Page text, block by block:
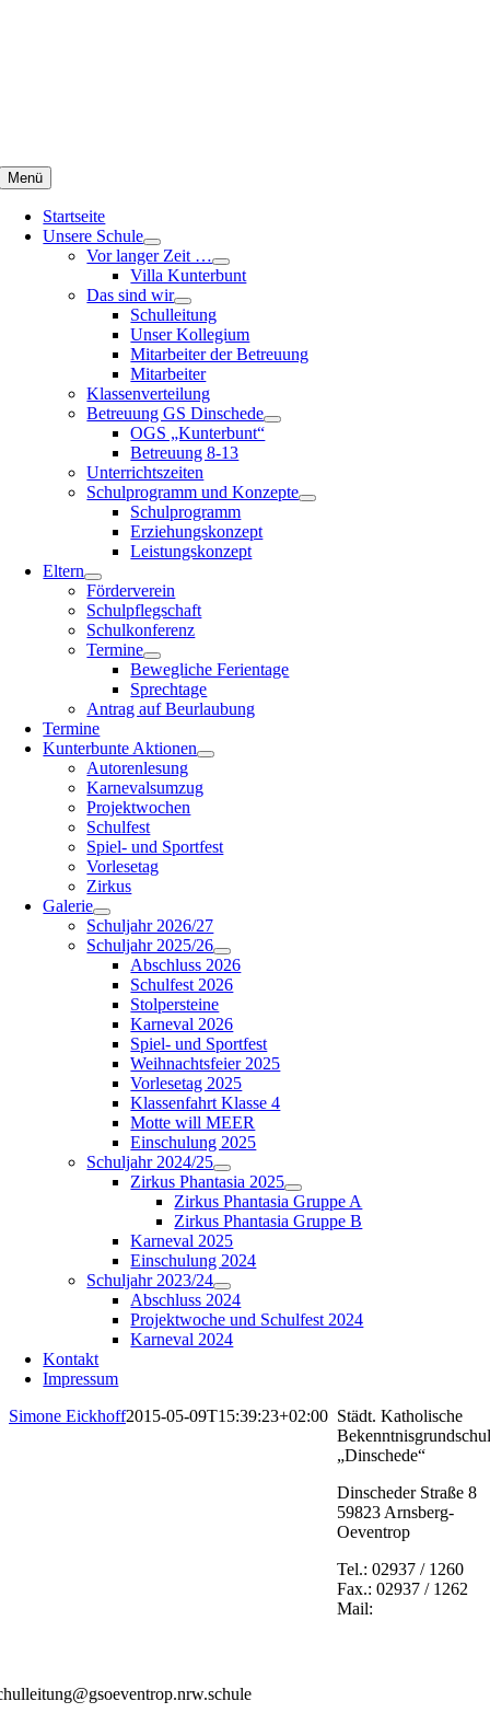
Menü
Startseite
Unsere Schule
Vor langer Zeit …
Villa Kunterbunt
Das sind wir
Schulleitung
Unser Kollegium
Mitarbeiter der Betreuung
Mitarbeiter
Klassenverteilung
Betreuung GS Dinschede
OGS „Kunterbunt“
Betreuung 8-13
Unterrichtszeiten
Schulprogramm und Konzepte
Schulprogramm
Erziehungskonzept
Leistungskonzept
Eltern
Förderverein
Schulpflegschaft
Schulkonferenz
Termine
Bewegliche Ferientage
Sprechtage
Antrag auf Beurlaubung
Termine
Kunterbunte Aktionen
Autorenlesung
Karnevalsumzug
Projektwochen
Schulfest
Spiel- und Sportfest
Vorlesetag
Zirkus
Galerie
Schuljahr 2026/27
Schuljahr 2025/26
Abschluss 2026
Schulfest 2026
Stolpersteine
Karneval 2026
Spiel- und Sportfest
Weihnachtsfeier 2025
Vorlesetag 2025
Klassenfahrt Klasse 4
Motte will MEER
Einschulung 2025
Schuljahr 2024/25
Zirkus Phantasia 2025
Zirkus Phantasia Gruppe A
Zirkus Phantasia Gruppe B
Karneval 2025
Einschulung 2024
Schuljahr 2023/24
Abschluss 2024
Projektwoche und Schulfest 2024
Karneval 2024
Kontakt
Impressum
Simone Eickhoff2015-05-09T15:39:23+02:00 Städt. Katholische
„Dinschede“
Dinscheder Straße 8
59823 Arnsberg-
Oeventrop
Tel.: 02937 / 1260
Fax.: 02937 / 1262
Mail: